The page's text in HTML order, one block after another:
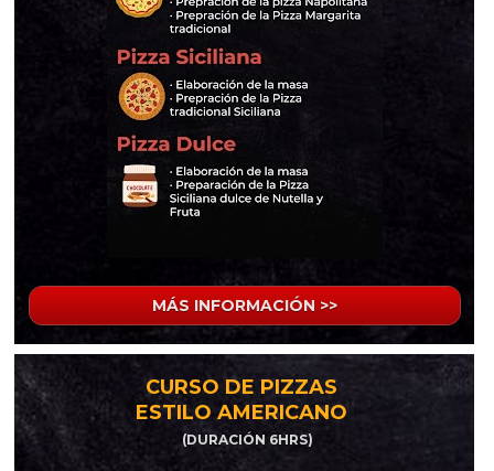
MÁS INFORMACIÓN >>
CURSO DE PIZZAS
ESTILO AMERICANO
(DURACIÓN 6HRS)